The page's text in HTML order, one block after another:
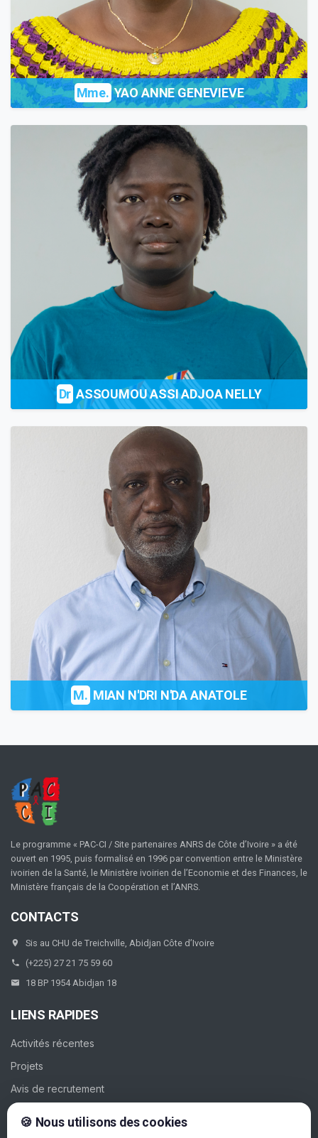
Mme.YAO ANNE GENEVIEVE
Dr ASSOUMOU ASSI ADJOA NELLY
M. MIAN N'DRI N'DA ANATOLE
Le programme « PAC-CI / Site partenaires ANRS de Côte d’Ivoire » a été
ouvert en 1995, puis formalisé en 1996 par convention entre le Ministère
ivoirien de la Santé, le Ministère ivoirien de l’Economie et des Finances, le
Ministère français de la Coopération et l’ANRS.
CONTACTS
Sis au CHU de Treichville, Abidjan Côte d’Ivoire
(+225) 27 21 75 59 60
18 BP 1954 Abidjan 18
LIENS RAPIDES
Activités récentes
Projets
Avis de recrutement
🍪 Nous utilisons des cookies